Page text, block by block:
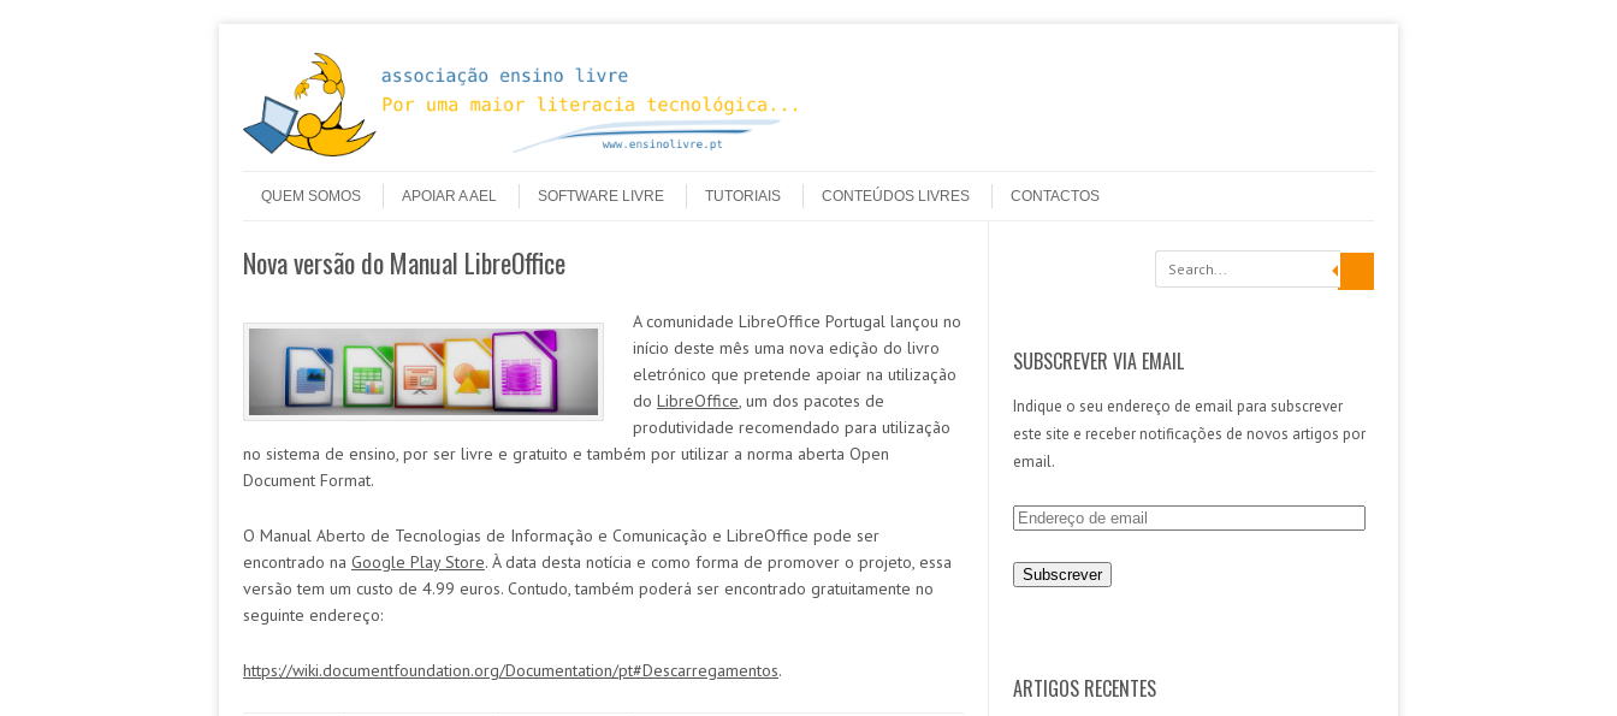
Menu
QUEM SOMOS
APOIAR A AEL SOFTWARE LIVRE TUTORIAIS CONTEÚDOS LIVRES CONTACTOS
Nova versão do Manual LibreOffice
A comunidade LibreOffice Portugal lançou no
início deste mês uma nova edição do livro
eletrónico que pretende apoiar na utilização
do LibreOffice, um dos pacotes de
produtividade recomendado para utilização
no sistema de ensino, por ser livre e gratuito e também por utilizar a norma aberta Open
Document Format.
O Manual Aberto de Tecnologias de Informação e Comunicação e LibreOffice pode ser
encontrado na Google Play Store. À data desta notícia e como forma de promover o projeto, essa
versão tem um custo de 4.99 euros. Contudo, também poderá ser encontrado gratuitamente no
seguinte endereço:
https://wiki.documentfoundation.org/Documentation/pt#Descarregamentos.
SUBSCREVER VIA EMAIL
Indique o seu endereço de email para subscrever
este site e receber notificações de novos artigos por
email.
E
ç
ARTIGOS RECENTES